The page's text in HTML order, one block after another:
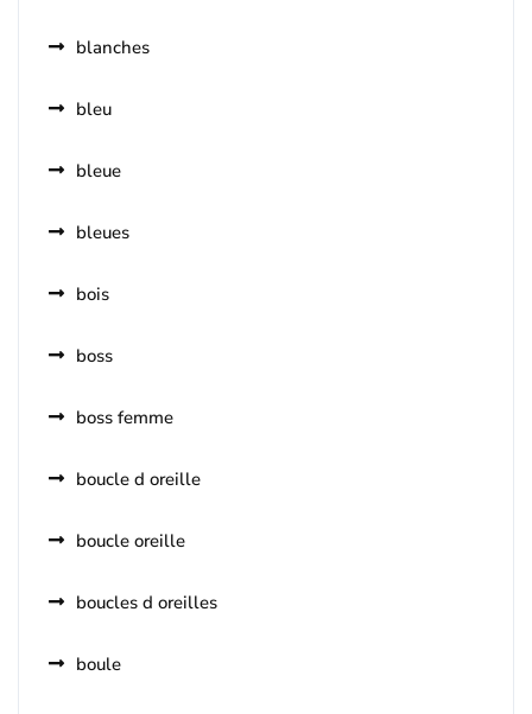
blanches
bleu
bleue
bleues
bois
boss
boss femme
boucle d oreille
boucle oreille
boucles d oreilles
boule